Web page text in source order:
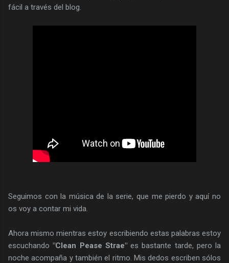
fácil a través del blog.
Seguimos con la música de la serie, que me pierdo y aquí no
os voy a contar mi vida.
Ahora mismo mientras estoy escribiendo estas palabras estoy
escuchando"Clean Pease Strae"es bastante tarde, pero la
noche acompaña y también el ritmo. Mis dedos escriben sólos